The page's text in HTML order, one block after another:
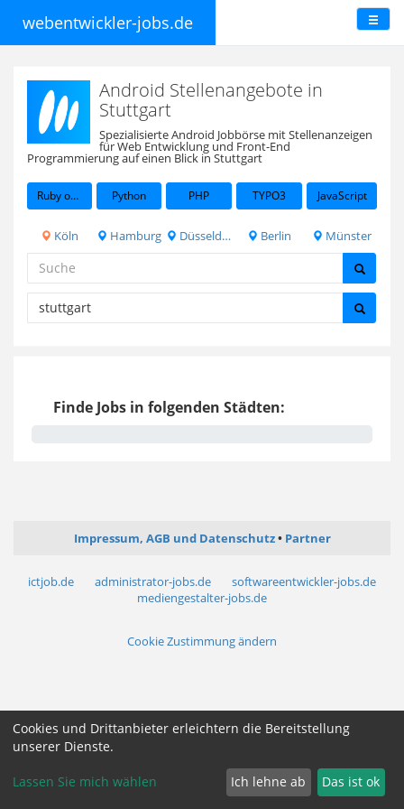
webentwickler-jobs.de
Android Stellenangebote in
Stuttgart
Spezialisierte Android Jobbörse mit Stellenanzeigen
für Web Entwicklung und Front-End
Programmierung auf einen Blick in Stuttgart
Ruby on Rails Python PHP TYPO3 JavaScript
Köln Hamburg Düsseldorf Berlin Münster
Finde Jobs in folgenden Städten:
Impressum, AGB und Datenschutz Partner
ictjob.de administrator-jobs.de
softwareentwickler-jobs.de
mediengestalter-jobs.de
Cookie Zustimmung ändern
Cookies und Drittanbieter erleichtern die Bereitstellung
unserer Dienste.
Lassen Sie mich wählen Ich lehne ab Das ist ok